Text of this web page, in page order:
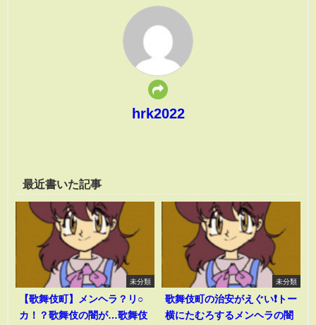
hrk2022
最近書いた記事
未分類
【歌舞伎町】メンヘラ？リ○
カ！？歌舞伎の闇が…歌舞伎
未分類
歌舞伎町の治安がえぐい❗️トー
横にたむろするメンヘラの闇